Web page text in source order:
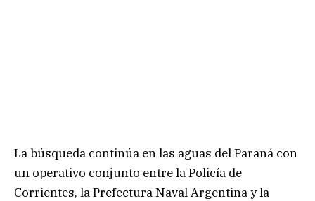
La búsqueda continúa en las aguas del Paraná con
un operativo conjunto entre la Policía de
Corrientes, la Prefectura Naval Argentina y la